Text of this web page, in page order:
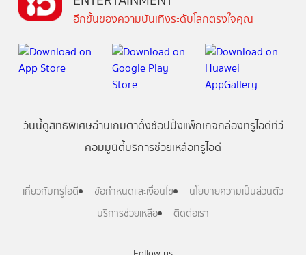
อีกขั้นของความบันเทิงระดับโลกตรงใจคุณ
วันนี้ดูสิทธิพิเศษอ่านเกมตาตั้งช้อปปิ้งแพ็กเกจกล่องทรูไอดีทีวี
คอมมูนิตี้บริการช่วยเหลือทรูไอดี
เกี่ยวกับทรูไอดี ข้อกำหนดและเงื่อนไข
นโยบายความเป็นส่วนตัว
บริการช่วยเหลือ
ติดต่อเรา